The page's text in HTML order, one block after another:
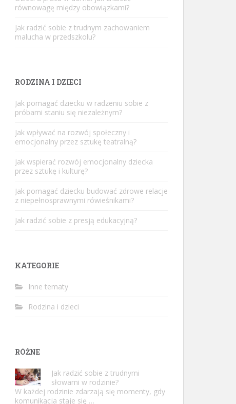
równowagę między obowiązkami?
Jak radzić sobie z trudnym zachowaniem
malucha w przedszkolu?
RODZINA I DZIECI
Jak pomagać dziecku w radzeniu sobie z
próbami staniu się niezależnym?
Jak wpływać na rozwój społeczny i
emocjonalny przez sztukę teatralną?
Jak wspierać rozwój emocjonalny dziecka
przez sztukę i kulturę?
Jak pomagać dziecku budować zdrowe relacje
z niepełnosprawnymi rówieśnikami?
Jak radzić sobie z presją edukacyjną?
KATEGORIE
Inne tematy
Rodzina i dzieci
RÓŻNE
Jak radzić sobie z trudnymi
słowami w rodzinie?
W każdej rodzinie zdarzają się momenty, gdy
komunikacja staje się …